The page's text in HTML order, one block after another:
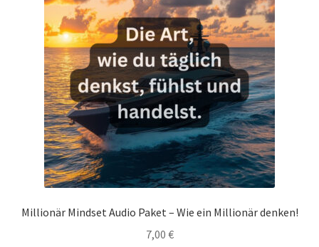
Millionär Mindset Audio Paket – Wie ein Millionär denken!
7,00 €